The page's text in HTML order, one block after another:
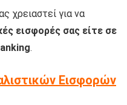
χρειαστεί για να
εισφορές σας είτε σε
.
Εισφορών